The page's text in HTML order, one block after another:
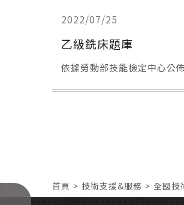
Hybrid
2022/07/25
乙級銑床題庫
依據勞動部技能檢定中心
首頁 技術支援&服務 全國技